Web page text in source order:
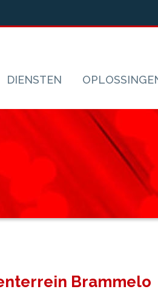
DIENSTEN
Brammelo